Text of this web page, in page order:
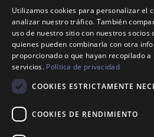
Nosotros
Tienda
Contacto
Política de devoluciones
Utilizamos cookies para personalizar el
analizar nuestro tráfico. También
uso de nuestro sitio con nuestros socios
quienes pueden combinarla con otra
proporcionado o que hayan recopilado
servicios. Política de privacidad
COOKIES ESTRICTAMENTE
COOKIES DE RENDIMIENTO